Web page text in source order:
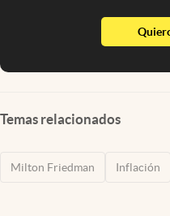
Temas relacionados
Milton Friedman Inflación